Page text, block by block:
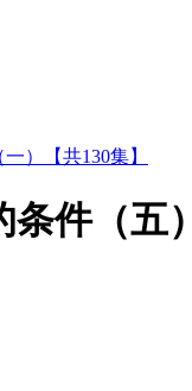
）【共130集】
件（五）